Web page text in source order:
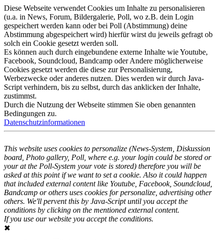
Diese Webseite verwendet Cookies um Inhalte zu personalisieren
(u.a. in News, Forum, Bildergalerie, Poll, wo z.B. dein Login
gespeichert werden kann oder bei Poll (Abstimmung) deine
Abstimmung abgespeichert wird) hierfür wirst du jeweils gefragt ob
solch ein Cookie gesetzt werden soll.
Es können auch durch eingebundene externe Inhalte wie Youtube,
Facebook, Soundcloud, Bandcamp oder Andere möglicherweise
Cookies gesetzt werden die diese zur Personalisierung,
Werbezwecke oder anderes nutzen. Dies werden wir durch Java-
Script verhindern, bis zu selbst, durch das anklicken der Inhalte,
zustimmst.
Durch die Nutzung der Webseite stimmen Sie oben genannten
Bedingungen zu.
Datenschutzinformationen
This website uses cookies to personalize (News-System, Diskussion
board, Photo gallery, Poll, where e.g. your login could be stored or
your at the Poll-System your vote is stored) therefore you will be
asked at this point if we want to set a cookie. Also it could happen
that included external content like Youtube, Facebook, Soundcloud,
Bandcamp or others uses cookies for personalize, advertising other
others. We'll pervent this by Java-Script until you accept the
conditions by clicking on the mentioned external content.
If you use our website you accept the conditions.
✖